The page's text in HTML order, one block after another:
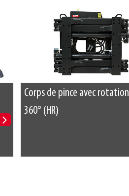
Corps de pince avec rotation
360° (HR)